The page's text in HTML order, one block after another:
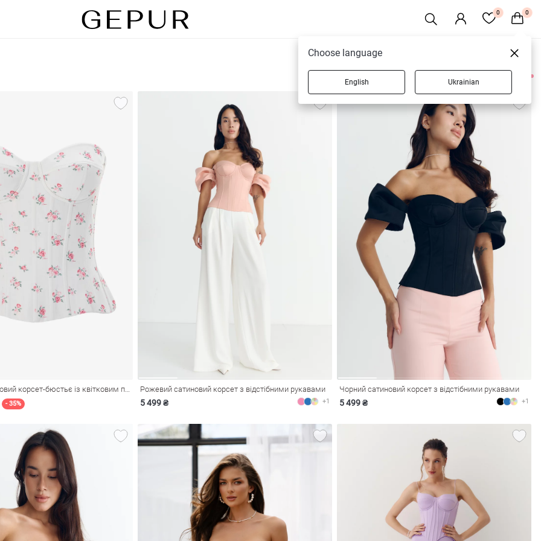
0 0
51 товарів
Молочний сатиновий корсет-бюстьє із квітковим принтом
- 35%
Рожевий сатиновий корсет з відстібними рукавами
5 499 ₴ +1
Чорний сатиновий корсет з відстібними рукавами
5 499 ₴ +1
Choose language
English Ukrainian